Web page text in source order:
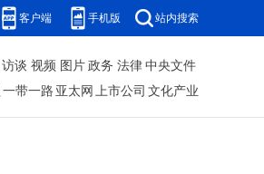
客户端 手机版 站内搜索
访谈 视频 图片 政务 法律 中央文件
一带一路 亚太网 上市公司 文化产业